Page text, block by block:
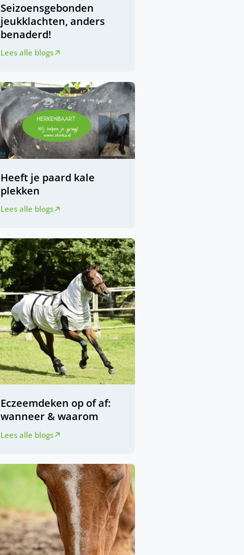
Seizoensgebonden
jeukklachten, anders
benaderd!
Lees alle blogs
Heeft je paard kale
plekken
Lees alle blogs
Eczeemdeken op of af:
wanneer & waarom
Lees alle blogs